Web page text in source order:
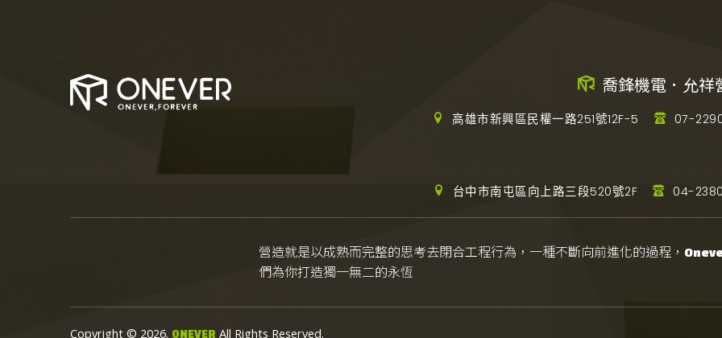
喬鋒機電．允祥
高雄市新興區民權一路251號12F-5 07-
台中市南屯區向上路三段520號2F 04-
營造就是以成熟而完整的思考去閉合工程行為，一種不斷向前進化的過程，
們為你打造獨一無二的永恆
Copyright © 2026. ONEVER All Rights Reserved.